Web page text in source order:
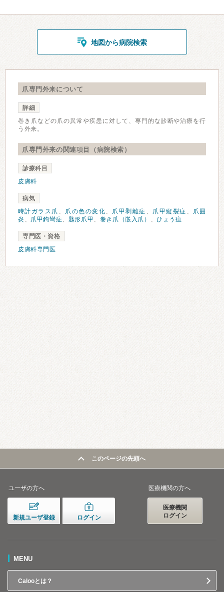
地図から病院検索
爪専門外来について
詳細
巻き爪などの爪の異常や疾患に対して、専門的な診断や治療を行
う外来。
爪専門外来の関連項目（病院検索）
診療科目
皮膚科
病気
時計ガラス爪 、 爪の色の変化、 爪甲剥離症 、 爪甲縦裂症 、 爪囲
炎 、 爪甲鉤彎症、 匙形爪甲 、 巻き爪（嵌入爪） 、ひょう疽
専門医・資格
皮膚科専門医
このページの先頭へ
ユーザの方へ
新規ユーザ登録 ログイン
医療機関の方へ
医療機関
ログイン
MENU
Calooとは？